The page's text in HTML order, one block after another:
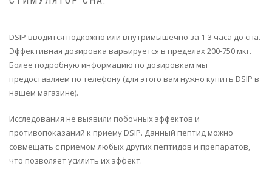
DSIP вводится подкожно или внутримышечно за 1-3 часа до сна.
Эффективная дозировка варьируется в пределах 200-750 мкг.
Более подробную информацию по дозировкам мы
предоставляем по телефону (для этого вам нужно купить DSIP в
нашем магазине).
Исследования не выявили побочных эффектов и
противопоказаний к приему DSIP. Данный пептид можно
совмещать с приемом любых других пептидов и препаратов,
что позволяет усилить их эффект.